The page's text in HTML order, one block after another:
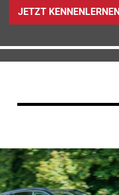
JETZT KENNENLERNEN